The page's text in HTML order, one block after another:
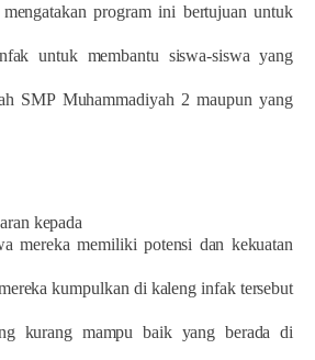
program ini bertujuan untuk
untuk membantu siswa-siswa yang
SMP Muhammadiyah 2 maupun yang
kepada
mereka memiliki potensi dan kekuatan
kumpulkan di kaleng infak tersebut
kurang mampu baik yang berada di